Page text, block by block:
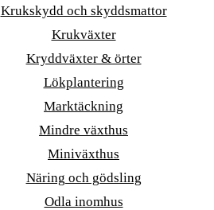
Krukskydd och skyddsmattor
Krukväxter
Kryddväxter & örter
Lökplantering
Marktäckning
Mindre växthus
Miniväxthus
Näring och gödsling
Odla inomhus